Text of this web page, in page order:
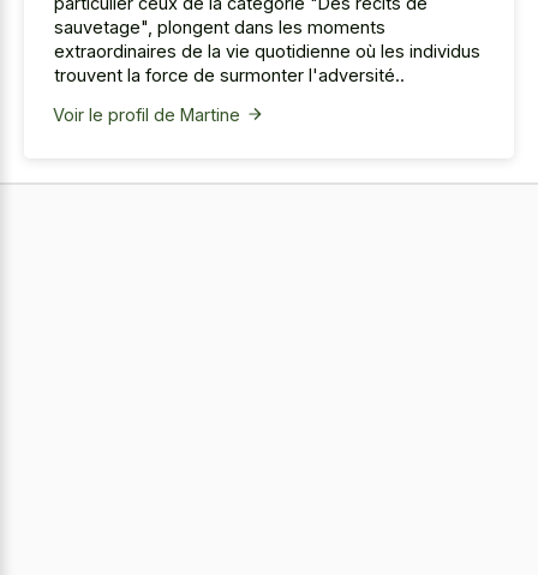
sauvetage", plongent dans les moments
extraordinaires de la vie quotidienne où les individus
trouvent la force de surmonter l'adversité..
Voir le profil de Martine